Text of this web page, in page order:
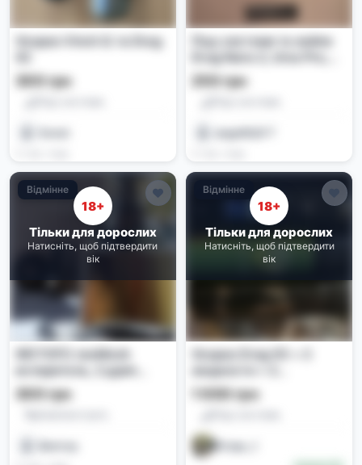
Voopoo Vinch Q та Drag
300 грн
Под-системи та вейпи
Smok Propod, SMOK V9
Max
250 грн
angel#ШУТ
Відмінне
18+
Тільки для дорослих
Натисніть, щоб підтвердити
вік
WOTOFO nexMesh
испаритель, 2 дрип
типа, 510 коннектор для
DRAG S/X
300 грн
Відмінне
18+
Тільки для дорослих
Натисніть, щоб підтвердити
вік
Voopoo Drag X3 + 2
испарителя
1 000 грн